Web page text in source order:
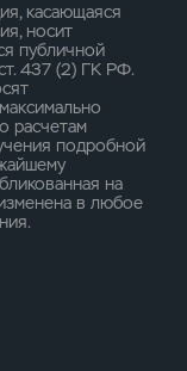
касающаяся
носит
публичной
437 (2) ГК РФ.
расчетам
подробной
на
в любое